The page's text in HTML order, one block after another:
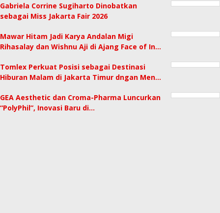
Gabriela Corrine Sugiharto Dinobatkan
sebagai Miss Jakarta Fair 2026
Mawar Hitam Jadi Karya Andalan Migi
Rihasalay dan Wishnu Aji di Ajang Face of In…
Tomlex Perkuat Posisi sebagai Destinasi
Hiburan Malam di Jakarta Timur dngan Men…
GEA Aesthetic dan Croma-Pharma Luncurkan
“PolyPhil”, Inovasi Baru di…